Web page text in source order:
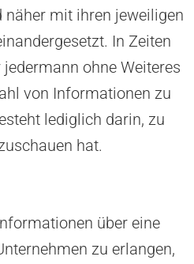
mit ihren jeweiligen
In Zeiten
ohne Weiteres
von Informationen zu
lediglich darin, zu
hat.
über eine
zu erlangen,